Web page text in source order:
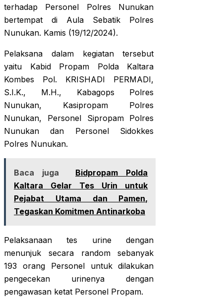
terhadap Personel Polres Nunukan
bertempat di Aula Sebatik Polres
Nunukan. Kamis (19/12/2024).
Pelaksana dalam kegiatan tersebut
yaitu Kabid Propam Polda Kaltara
Kombes Pol. KRISHADI PERMADI,
S.I.K., M.H., Kabagops Polres
Nunukan, Kasipropam Polres
Nunukan, Personel Sipropam Polres
Nunukan dan Personel Sidokkes
Polres Nunukan.
Baca juga
Bidpropam Polda
Kaltara Gelar Tes Urin untuk
Pejabat Utama dan Pamen,
Tegaskan Komitmen Antinarkoba
Pelaksanaan tes urine dengan
menunjuk secara random sebanyak
193 orang Personel untuk dilakukan
pengecekan urinenya dengan
pengawasan ketat Personel Propam.